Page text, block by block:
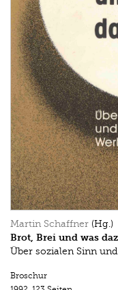
Martin Schaffner (Hg.)
Brot, Brei und was
Über sozialen Sinn
Broschur